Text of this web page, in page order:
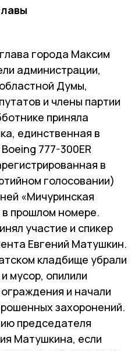
города Максим
администрации,
Думы,
и члены партии
приняла
единственная в
777-300ER
в
голосовании)
«Мичуринская
в прошлом номере.
участие и спикер
Евгений Матушкин.
кладбище убрали
мусор, опилили
и начали
захоронений.
председателя
Матушкина, если